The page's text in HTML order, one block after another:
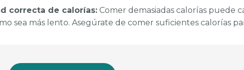
correcta de calorías: Comer demasiadas calorías puede
sea más lento. Asegúrate de comer suficientes calorías